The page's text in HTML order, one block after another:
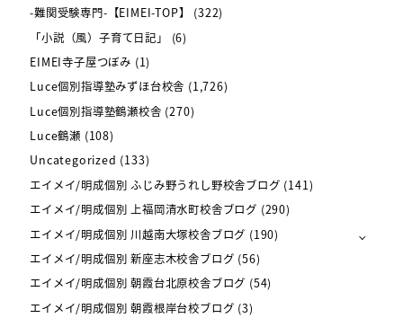
-難関受験専門-【EIMEI-TOP】
(322)
「小説（風）子育て日記」
(6)
EIMEI寺子屋つぼみ (1)
Luce個別指導塾みずほ台校舎 (1,726)
Luce個別指導塾鶴瀬校舎 (270)
Luce鶴瀬 (108)
Uncategorized (133)
エイメイ/明成個別 ふじみ野うれし野校舎ブログ (141)
エイメイ/明成個別 上福岡清水町校舎ブログ (290)
エイメイ/明成個別 川越南大塚校舎ブログ (190)
エイメイ/明成個別 新座志木校舎ブログ (56)
エイメイ/明成個別 朝霞台北原校舎ブログ (54)
エイメイ/明成個別 朝霞根岸台校ブログ (3)